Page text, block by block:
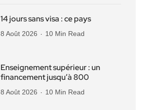
14 jours sans visa : ce pays
8 Août 2026 10 Min Read
Enseignement supérieur : un
financement jusqu’à 800
8 Août 2026 10 Min Read